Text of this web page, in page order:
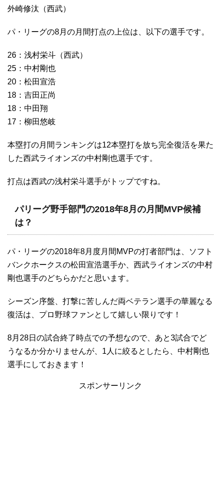
外崎修汰（西武）
パ・リーグの8月の月間打点の上位は、以下の選手です。
26：浅村栄斗（西武）
25：中村剛也
20：松田宣浩
18：吉田正尚
18：中田翔
17：柳田悠岐
本塁打の月間ランキングは12本塁打を放ち完全復活を果た
した西武ライオンズの中村剛也選手です。
打点は西武の浅村栄斗選手がトップですね。
パリーグ野手部門の2018年8月の月間MVP候補
は？
パ・リーグの2018年8月度月間MVPの打者部門は、ソフト
バンクホークスの松田宣浩選手か、西武ライオンズの中村
剛也選手のどちらかだと思います。
シーズン序盤、打撃に苦しんだ両ベテラン選手の華麗なる
復活は、プロ野球ファンとして嬉しい限りです！
8月28日の試合終了時点での予想なので、あと3試合でど
うなるか分かりませんが、1人に絞るとしたら、中村剛也
選手にしておきます！
スポンサーリンク